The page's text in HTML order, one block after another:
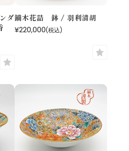
ダ鏑木花詰 鉢 / 羽利清胡
¥220,000(税込)